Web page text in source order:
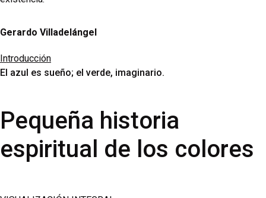
Gerardo Villadelángel
Introducción
El azul es sueño; el verde, imaginario.
Pequeña historia
espiritual de los colores